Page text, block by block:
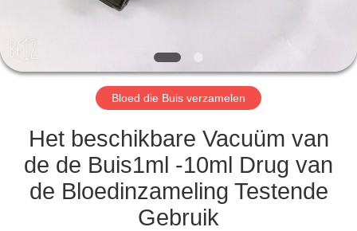
VERZOEK
EEN
CITAAT
Bloed die Buis verzamelen
Het beschikbare Vacuüm van
de de Buis1ml -10ml Drug van
de Bloedinzameling Testende
Gebruik